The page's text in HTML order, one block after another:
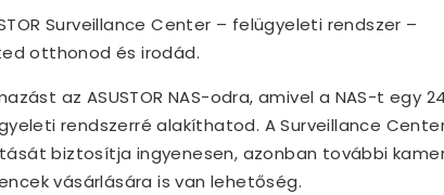
Surveillance Center – felügyeleti rendszer –
otthonod és irodád.
az ASUSTOR NAS-odra, amivel a NAS-t egy 24
rendszerré alakíthatod. A Surveillance
biztosítja ingyenesen, azonban további
vásárlására is van lehetőség.